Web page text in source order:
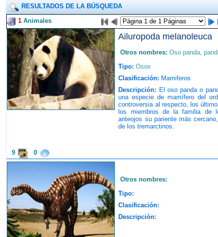
RESULTADOS DE LA BÚSQUEDA
1 Animales
Ailuropoda melanoleuca
Otros nombres: Oso panda,
Tipo: Osos
Clasificación: Mamiferos
Descripción: El oso panda o
una especie de mamífero del
controversia al respecto, los
los miembros de la familia de
anteojos su pariente más
de los tremarctinos.
9 0
Otros nombres:
Tipo:
Clasificación:
Descripción: